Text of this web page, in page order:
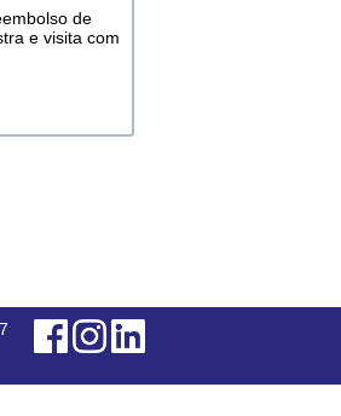
de
e visita com